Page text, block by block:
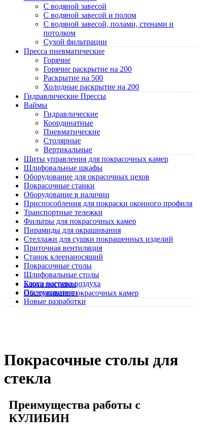
C водяной завесой
C водяной завесой и полом
C водяной завесой, полами, стенами и
потолком
Cухой фильтрации
Пресса пневматические
Горячие
Горячие раскрытие на 200
Раскрытие на 500
Холодные раскрытие на 200
Гидравлические Прессы
Ваймы
Гидравлические
Координатные
Пневматические
Столярные
Вертикальные
Щиты управления для покрасочных камер
Шлифовальные шкафы
Оборудование для окрасочных цехов
Покрасочные станки
Оборудование в наличии
Приспособления для покраски оконного профиля
Транспортные тележки
Фильтры для покрасочных камер
Пирамиды для окрашивания
Стеллажи для сушки покрашенных изделий
Приточная вентиляция
Станок клеенаносящий
Покрасочные столы
Шлифовальные столы
Блоки нагрева воздуха
Пылеуловители
Новые разработки
Карта поставок
Обслуживание окрасочных камер
Покрасочные столы для
стекла
Преимущества работы с
КУЛИБИН